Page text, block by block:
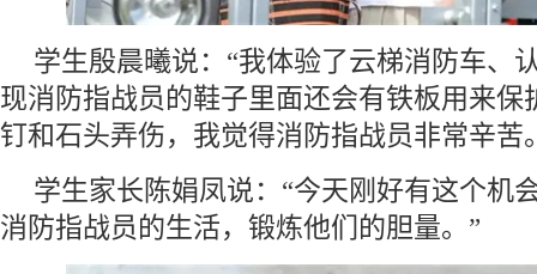
学生殷晨曦说：“我体验了云梯消防车、
现消防指战员的鞋子里面还会有铁板用来保
钉和石头弄伤，我觉得消防指战员非常
学生家长陈娟凤说：“今天刚好有这个机
消防指战员的生活，锻炼他们的胆量。”